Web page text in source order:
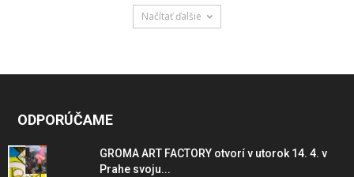
Načítať ďalšie
ODPORÚČAME
GROMA ART FACTORY otvorí v utorok 14. 4. v
Prahe svoju...